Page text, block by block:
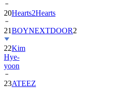
21BOYNEXTDOOR
22Kim
Hye-
yoon
23ATEEZ
24BABYMONSTER